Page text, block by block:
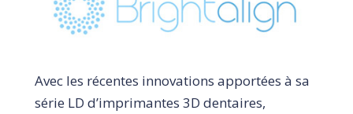
Avec les récentes innovations apportées à sa
série LD d’imprimantes 3D dentaires,